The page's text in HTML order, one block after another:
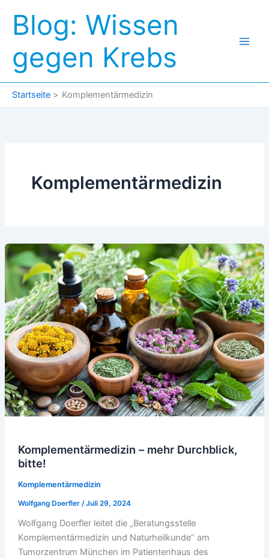
Inhalt
springen
Blog: Wissen
gegen Krebs
Startseite Komplementärmedizin
Komplementärmedizin
Komplementärmedizin – mehr Durchblick,
bitte!
Komplementärmedizin
Wolfgang Doerfler /Juli 29, 2024
Wolfgang Doerfler leitet die „Beratungsstelle
Komplementärmedizin und Naturheilkunde“ am
Tumorzentrum München im Patientenhaus des